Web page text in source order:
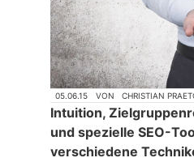
05.06.15 VON CHRISTIAN
Intuition,
und spezielle SEO-
verschiedene